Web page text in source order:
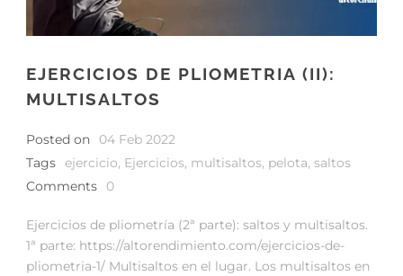
EJERCICIOS DE PLIOMETRIA (II):
MULTISALTOS
Posted on
04 Feb 2022
Tags ejercicio, Ejercicios, multisaltos, pelota, saltos
Comments
0
Ejercicios de pliometría (2ª parte): saltos y multisaltos.
1ª parte: https://altorendimiento.com/ejercicios-de-
pliometria-1/ Multisaltos en el lugar. Los multisaltos en